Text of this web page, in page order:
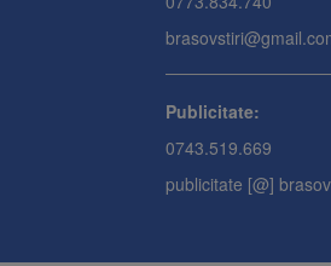
Publicitate:
0743.519.669
publicitate [@]